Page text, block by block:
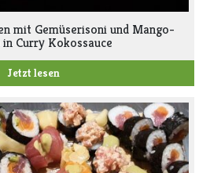
mit Gemüserisoni und Mango-
in Curry Kokossauce
Jetzt lesen